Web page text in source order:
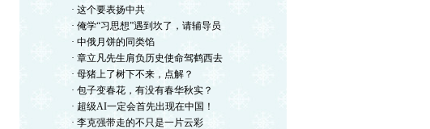
· 这个要表扬中共
· 俺学“习思想”遇到坎了，请辅导员
· 中俄月饼的同类馅
· 章立凡先生肩负历史使命驾鹤西去
· 母猪上了树下不来，点解？
· 包子变春花，有没有春华秋实？
· 超级AI一定会首先出现在中国！
· 李克强带走的不只是一片云彩